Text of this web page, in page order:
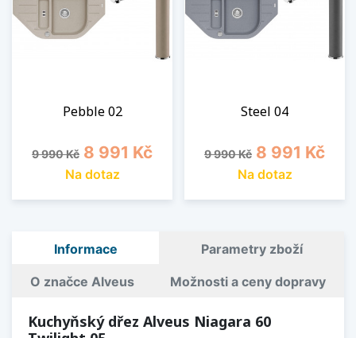
Pebble 02
Běžná cena
9 990 Kč Cena
8 991 Kč
Na dotaz
Steel 04
Běžná cena
9 990 Kč Cena
8 991 Kč
Na dotaz
Informace Parametry zboží
O značce Alveus Možnosti a ceny dopravy
Kuchyňský dřez Alveus Niagara 60